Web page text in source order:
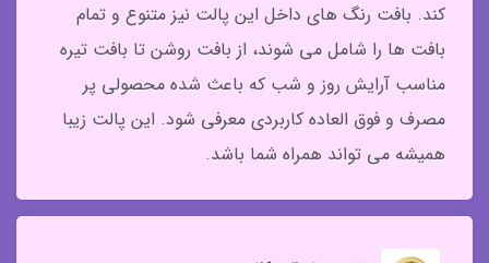
کند. بافت رنگ های داخل این پالت نیز متنوع و تمام
بافت ها را شامل می شوند، از بافت روشن تا بافت تیره
مناسب آرایش روز و شب که باعث شده محصولی پر
مصرف و فوق العاده کاربردی معرفی شود. این پالت زیبا
همیشه می تواند همراه شما باشد.